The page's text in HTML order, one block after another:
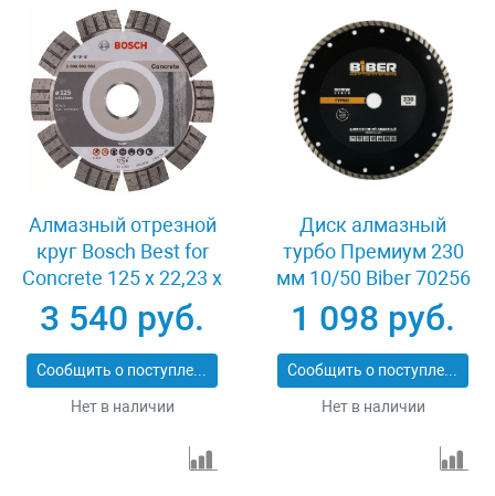
Алмазный отрезной
круг Bosch Best for
Concrete 125 x 22,23 x
2,2 x 12 mm
3 540 руб.
Сообщить о поступлении
Нет в наличии
Диск алмазный
турбо Премиум 230
мм 10/50 Biber 70256
1 098 руб.
Сообщить о поступлении
Нет в наличии